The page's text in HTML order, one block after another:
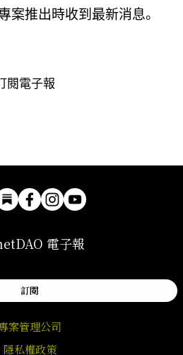
案推出時收到最新消息。
閱電子報
電子報
訂閱
案管理公司
隱私權政策